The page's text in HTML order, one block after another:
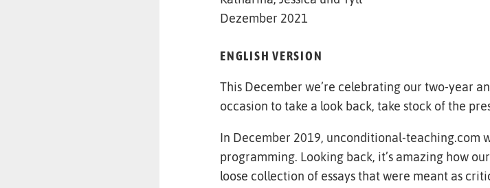
Dezember 2021
ENGLISH VERSION
This December we’re celebrating our two-year
occasion to take a look back, take stock of the
In December 2019, unconditional-teaching.com
programming. Looking back, it’s amazing how
loose collection of essays that were meant as